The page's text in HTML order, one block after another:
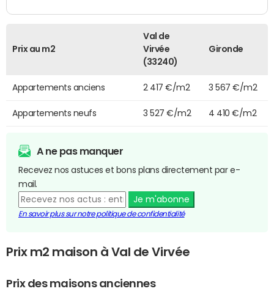
Prix au m2
Val de
Virvée
(33240)
Gironde
Appartements anciens 2 417 €/m2 3 567 €/m2
Appartements neufs 3 527 €/m2 4 410 €/m2
A ne pas manquer
Recevez nos astuces et bons plans directement par e-
mail.
Je m'abonne
En savoir plus sur notre politique de confidentialité
Prix m2 maison à Val de Virvée
Prix des maisons anciennes